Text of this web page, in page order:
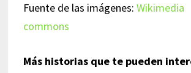
Fuente de las imágenes: Wikimedia
commons
Más historias que te pueden